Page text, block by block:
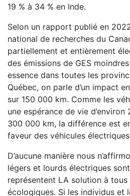
19 % à 34 % en Inde.
Selon un rapport publié en
national de recherches du
partiellement et entièrement
des émissions de GES
essence dans toutes les
Québec, on parle d’un impact
sur 150 000 km. Comme les
une espérance de vie d’environ
300 000 km, la différence est
faveur des véhicules
D’aucune manière nous
légers et lourds électriques
représentent LA solution à
écologiques. Si les individus et